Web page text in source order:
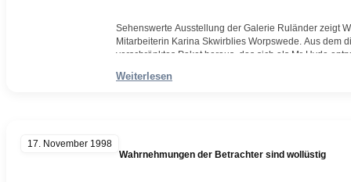
Sehenswerte Ausstellung der Galerie Ruländer zeigt
Mitarbeiterin Karina Skwirblies Worpswede. Aus dem
verschränktes Paket heraus, das sich als Mr. Hyde
Weiterlesen
Weiterlesen
17. November 1998
Wahrnehmungen der Betrachter sind wollüstig